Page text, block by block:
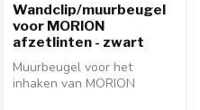
Wandclip/muurbeugel
voor MORION
afzetlinten - zwart
Muurbeugel voor het
inhaken van MORION